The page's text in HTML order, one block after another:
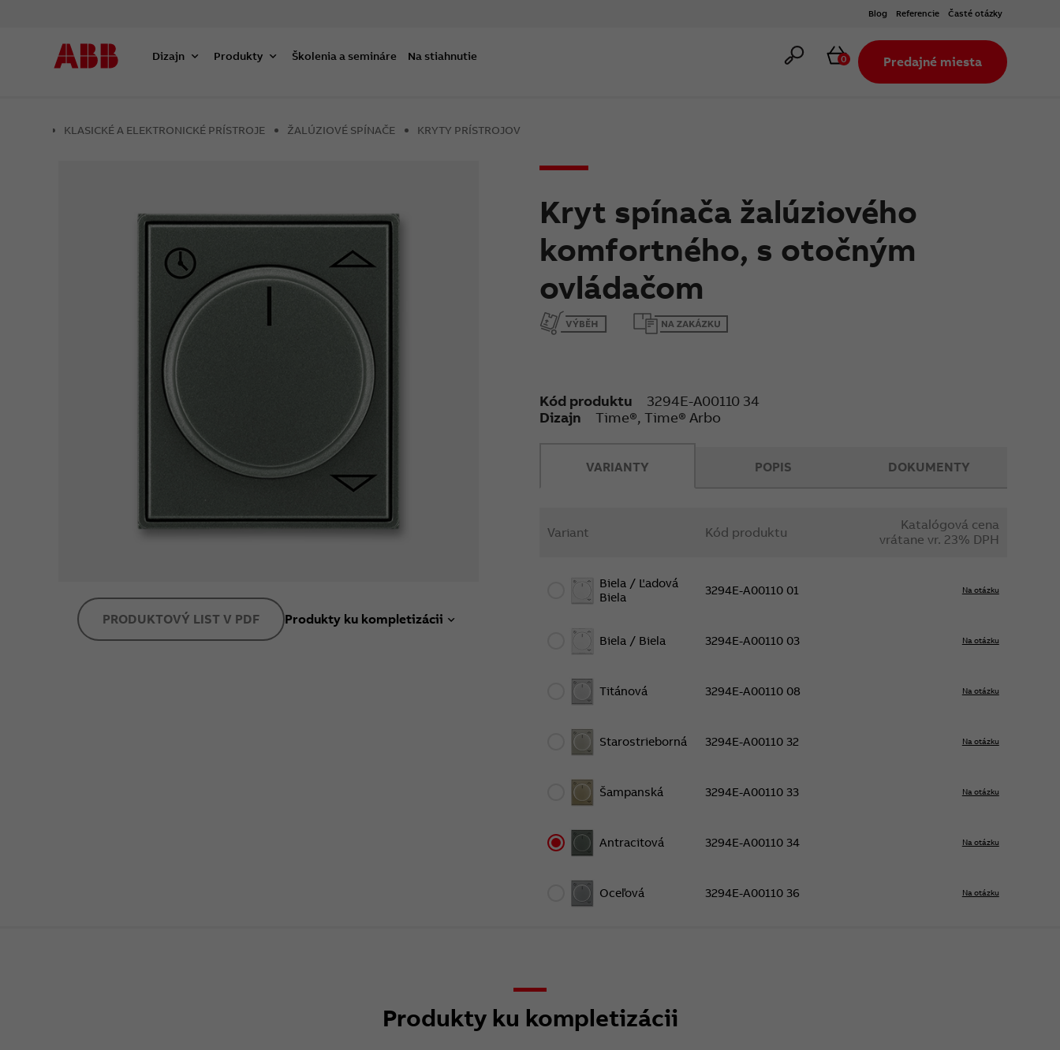
Blog Referencie Časté otázky
Dizajn Produkty Školenia a semináre Na stiahnutie Hľadať Košík
0 Predajné miesta
KLASICKÉ A ELEKTRONICKÉ PRÍSTROJE ŽALÚZIOVÉ SPÍNAČE KRYTY PRÍSTROJOV
Kryt spínača žalúziového
komfortného, s otočným
ovládačom
Kód produktu
3294E-A00110 34
Dizajn
Time®, Time® Arbo
PRODUKTOVÝ LIST V PDF Produkty ku kompletizácii
VARIANTY
Variant Kód produktu
Katalógová cena
vrátane vr. 23% DPH
Biela / Ľadová
Biela
3294E-A00110 01 Na otázku
Biela / Biela 3294E-A00110 03 Na otázku
Titánová 3294E-A00110 08 Na otázku
Starostrieborná 3294E-A00110 32 Na otázku
Šampanská 3294E-A00110 33 Na otázku
Antracitová 3294E-A00110 34 Na otázku
Oceľová 3294E-A00110 36 Na otázku
POPIS DOKUMENTY
Produkty ku kompletizácii